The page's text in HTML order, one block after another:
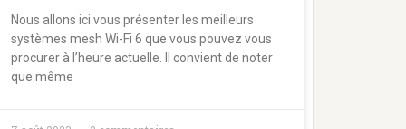
Nous allons ici vous présenter les meilleurs
systèmes mesh Wi-Fi 6 que vous pouvez vous
procurer à l’heure actuelle. Il convient de noter
que même